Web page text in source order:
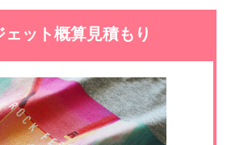
ェット概算見積もり